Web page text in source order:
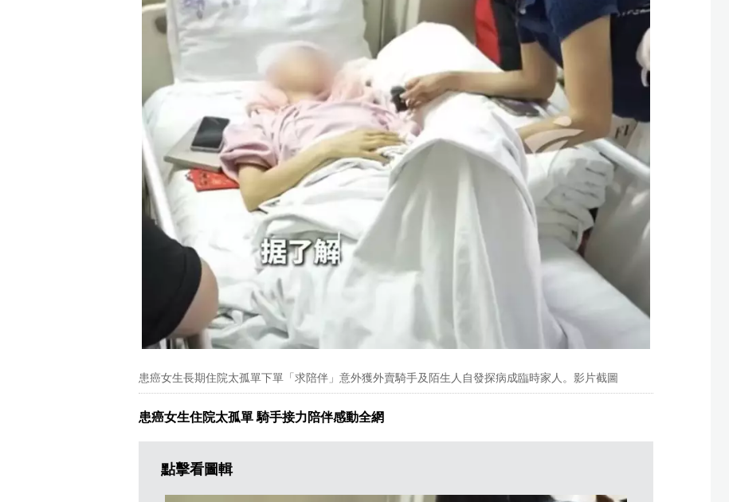
患癌女生長期住院太孤單下單「求陪伴」意外獲外賣騎手及陌生人自發探病成臨時家人。影片截圖
患癌女生住院太孤單 騎手接力陪伴感動全網
點擊看圖輯